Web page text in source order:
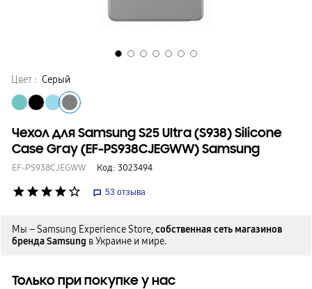
Цвет : Серый
Чехол для Samsung S25 Ultra (S938) Silicone
Case Gray (EF-PS938CJEGWW) Samsung
EF-PS938CJEGWW Код: 3023494
star star star star star_border 53 отзыва
Мы – Samsung Experience Store,собственная сеть магазинов
бренда Samsung в Украине и мире.
Только при покупке у нас